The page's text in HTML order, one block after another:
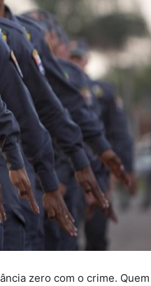
zero com o crime. Quem